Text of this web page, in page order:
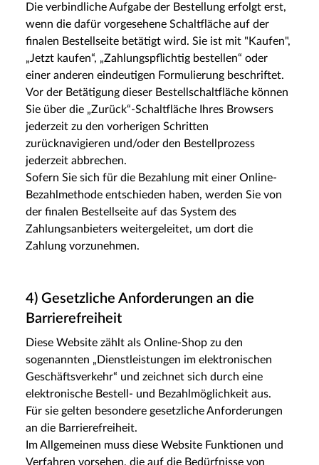
Die verbindliche Aufgabe der Bestellung erfolgt erst,
wenn die dafür vorgesehene Schaltfläche auf der
finalen Bestellseite betätigt wird. Sie ist mit "Kaufen",
„Jetzt kaufen“, „Zahlungspflichtig bestellen“ oder
einer anderen eindeutigen Formulierung beschriftet.
Vor der Betätigung dieser Bestellschaltfläche können
Sie über die „Zurück“-Schaltfläche Ihres Browsers
jederzeit zu den vorherigen Schritten
zurücknavigieren und/oder den Bestellprozess
jederzeit abbrechen.
Sofern Sie sich für die Bezahlung mit einer Online-
Bezahlmethode entschieden haben, werden Sie von
der finalen Bestellseite auf das System des
Zahlungsanbieters weitergeleitet, um dort die
Zahlung vorzunehmen.
4) Gesetzliche Anforderungen an die
Barrierefreiheit
Diese Website zählt als Online-Shop zu den
sogenannten „Dienstleistungen im elektronischen
Geschäftsverkehr“ und zeichnet sich durch eine
elektronische Bestell- und Bezahlmöglichkeit aus.
Für sie gelten besondere gesetzliche Anforderungen
an die Barrierefreiheit.
Im Allgemeinen muss diese Website Funktionen und
Verfahren vorsehen, die auf die Bedürfnisse von